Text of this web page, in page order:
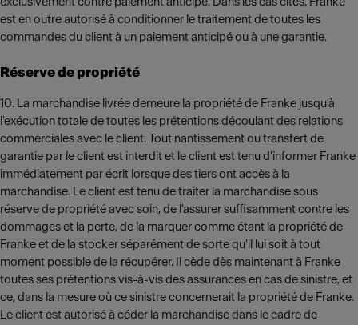
est en outre autorisé à conditionner le traitement de toutes les
commandes du client à un paiement anticipé ou à une garantie.
Réserve de propriété
10. La marchandise livrée demeure la propriété de Franke jusqu'à
l'exécution totale de toutes les prétentions découlant des relations
commerciales avec le client. Tout nantissement ou transfert de
garantie par le client est interdit et le client est tenu d'informer Franke
immédiatement par écrit lorsque des tiers ont accès à la
marchandise. Le client est tenu de traiter la marchandise sous
réserve de propriété avec soin, de l'assurer suffisamment contre les
dommages et la perte, de la marquer comme étant la propriété de
Franke et de la stocker séparément de sorte qu'il lui soit à tout
moment possible de la récupérer. Il cède dès maintenant à Franke
toutes ses prétentions vis-à-vis des assurances en cas de sinistre, et
ce, dans la mesure où ce sinistre concernerait la propriété de Franke.
Le client est autorisé à céder la marchandise dans le cadre de